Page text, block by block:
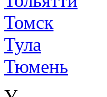
Томск
Тула
Тюмень